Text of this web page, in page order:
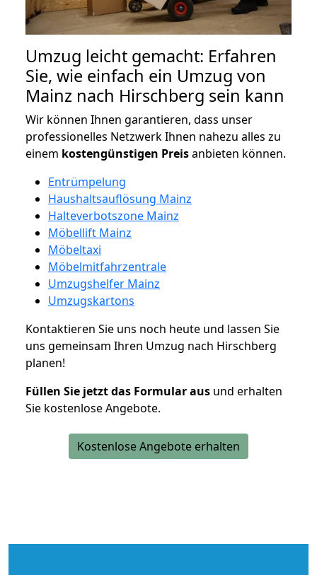
Umzug leicht gemacht: Erfahren
Sie, wie einfach ein Umzug von
Mainz nach Hirschberg sein kann
Wir können Ihnen garantieren, dass unser
professionelles Netzwerk Ihnen nahezu alles zu
einem kostengünstigen Preisanbieten können.
Entrümpelung
Haushaltsauflösung Mainz
Halteverbotszone Mainz
Möbellift Mainz
Möbeltaxi
Möbelmitfahrzentrale
Umzugshelfer Mainz
Umzugskartons
Kontaktieren Sie uns noch heute und lassen Sie
uns gemeinsam Ihren Umzug nach Hirschberg
planen!
Füllen Sie jetzt das Formular aus und erhalten
Sie kostenlose Angebote.
Kostenlose Angebote erhalten